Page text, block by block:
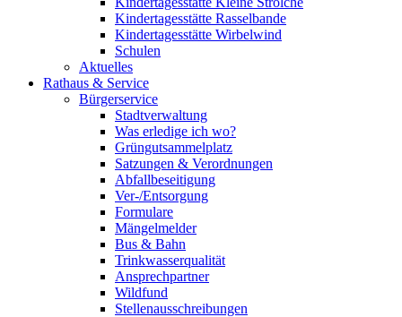
Kindertagesstätte Rasselbande
Kindertagesstätte Wirbelwind
Schulen
Aktuelles
Rathaus & Service
Bürgerservice
Stadtverwaltung
Was erledige ich wo?
Grüngutsammelplatz
Satzungen & Verordnungen
Abfallbeseitigung
Ver-/Entsorgung
Formulare
Mängelmelder
Bus & Bahn
Trinkwasserqualität
Ansprechpartner
Wildfund
Stellenausschreibungen